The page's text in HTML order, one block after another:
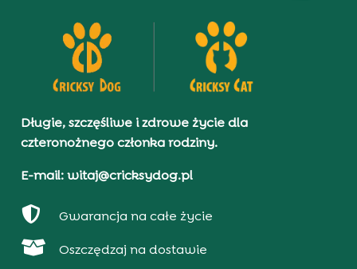
Długie, szczęśliwe i zdrowe życie dla
czteronożnego członka rodziny.
E-mail: witaj@cricksydog.pl
 Gwarancja na całe życie
 Oszczędzaj na dostawie